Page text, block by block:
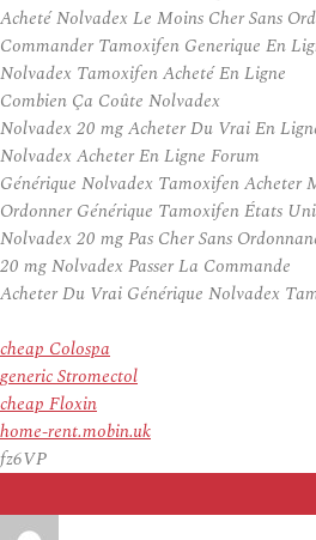
Acheté Nolvadex Le Moins Cher Sans
Commander Tamoxifen Generique En
Nolvadex Tamoxifen Acheté En Ligne
Combien Ça Coûte Nolvadex
Nolvadex 20 mg Acheter Du Vrai En
Nolvadex Acheter En Ligne Forum
Générique Nolvadex Tamoxifen Acheter
Ordonner Générique Tamoxifen États
Nolvadex 20 mg Pas Cher Sans
20 mg Nolvadex Passer La Commande
Acheter Du Vrai Générique Nolvadex
cheap Colospa
generic Stromectol
cheap Floxin
home-rent.mobin.uk
fz6VP